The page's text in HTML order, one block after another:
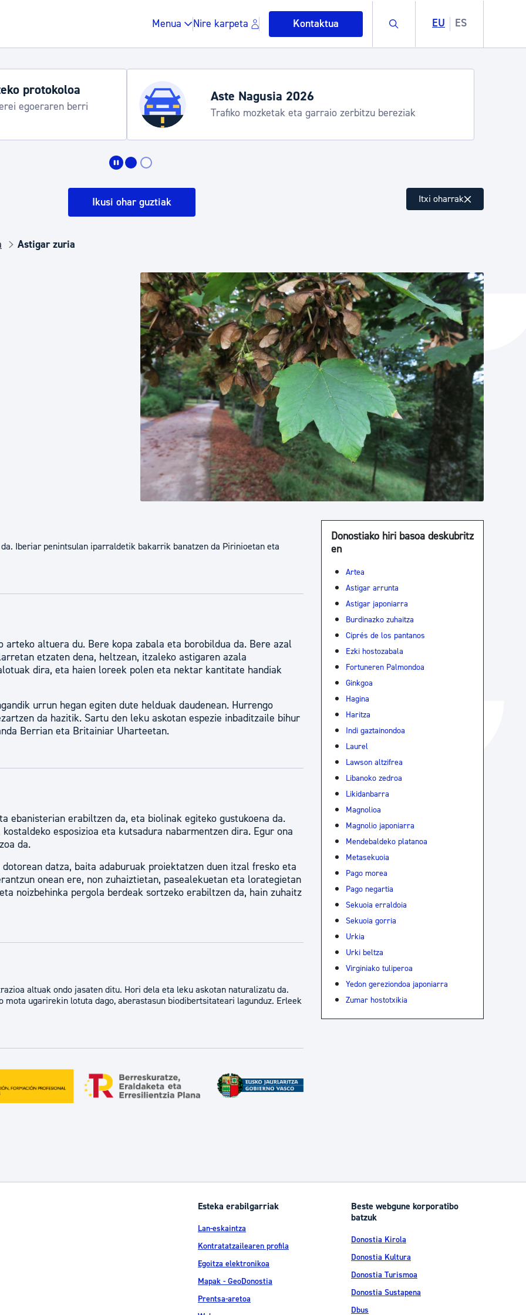
Menua Nire karpeta Kontaktua Buscar EU ES
Gune publikoa, hondakinak eta ingurumena
Garapen ekonomikoa eta enplegua
Berdintasuna, Giza Eskubideak eta bizikidetza
Kultura
Turismoa
Tramitaziorako laguntza
protokoloa
egoeraren berri
Aste Nagusia 2026
Trafiko mozketak eta garraio zerbitzu bereziak
Ikusi ohar guztiak Itxi oharrak
Astigar zuria
Iberiar penintsulan iparraldetik bakarrik banatzen da Pirinioetan eta
altuera du. Bere kopa zabala eta borobildua da. Bere azal
etzaten dena, heltzean, itzaleko astigaren azala
dira, eta haien loreek polen eta nektar kantitate handiak
urrun hegan egiten dute helduak daudenean. Hurrengo
da hazitik. Sartu den leku askotan espezie inbaditzaile bihur
Berrian eta Britainiar Uharteetan.
ebanisterian erabiltzen da, eta biolinak egiteko gustukoena da.
esposizioa eta kutsadura nabarmentzen dira. Egur ona
da.
datza, baita adaburuak proiektatzen duen itzal fresko eta
onean ere, non zuhaiztietan, pasealekuetan eta lorategietan
noizbehinka pergola berdeak sortzeko erabiltzen da, hain zuhaitz
altuak ondo jasaten ditu. Hori dela eta leku askotan naturalizatu da.
ugarirekin lotuta dago, aberastasun biodibertsitateari lagunduz. Erleek
Donostiako hiri basoa deskubritz
en
Artea
Astigar arrunta
Astigar japoniarra
Burdinazko zuhaitza
Ciprés de los pantanos
Ezki hostozabala
Fortuneren Palmondoa
Ginkgoa
Hagina
Haritza
Indi gaztainondoa
Laurel
Lawson altzifrea
Libanoko zedroa
Likidanbarra
Magnolioa
Magnolio japoniarra
Mendebaldeko platanoa
Metasekuoia
Pago morea
Pago negartia
Sekuoia erraldoia
Sekuoia gorria
Urkia
Urki beltza
Virginiako tuliperoa
Yedon gereziondoa japoniarra
Zumar hostotxikia
Esteka erabilgarriak
Lan-eskaintza
Kontratatzailearen profila
Egoitza elektronikoa
Mapak - GeoDonostia
Prentsa-aretoa
Beste webgune korporatibo
batzuk
Donostia Kirola
Donostia Kultura
Donostia Turismoa
Donostia Sustapena
Dbus